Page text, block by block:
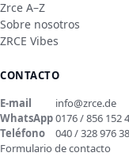
Zrce A–Z
Sobre nosotros
ZRCE Vibes
CONTACTO
E-mail
info@zrce.de
WhatsApp0176 / 856 152
Teléfono
040 / 328 976 38
Formulario de contacto